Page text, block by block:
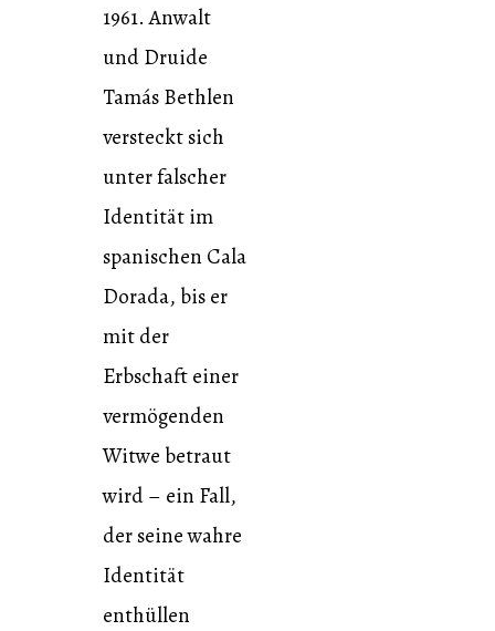
1961. Anwalt
und Druide
Tamás Bethlen
versteckt sich
unter falscher
Identität im
spanischen Cala
Dorada, bis er
mit der
Erbschaft einer
vermögenden
Witwe betraut
wird – ein Fall,
der seine wahre
Identität
enthüllen